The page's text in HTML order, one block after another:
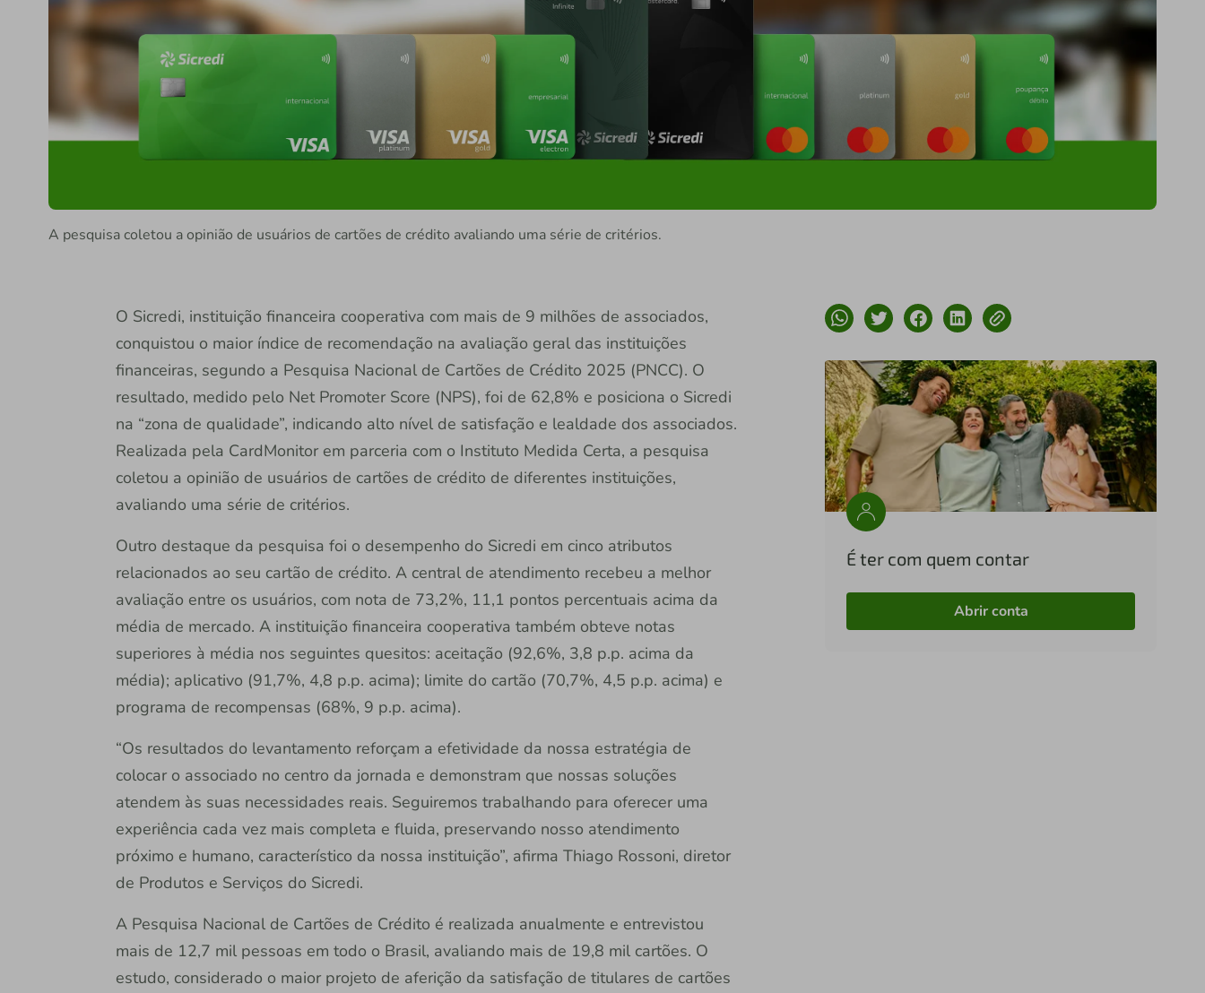
A pesquisa coletou a opinião de usuários de cartões de crédito avaliando uma série de critérios.
O Sicredi, instituição financeira cooperativa com mais de 9 milhões de associados,
conquistou o maior índice de recomendação na avaliação geral das instituições
financeiras, segundo a Pesquisa Nacional de Cartões de Crédito 2025 (PNCC). O
resultado, medido pelo Net Promoter Score (NPS), foi de 62,8% e posiciona o Sicredi
na “zona de qualidade”, indicando alto nível de satisfação e lealdade dos associados.
Realizada pela CardMonitor em parceria com o Instituto Medida Certa, a pesquisa
coletou a opinião de usuários de cartões de crédito de diferentes instituições,
avaliando uma série de critérios.
Outro destaque da pesquisa foi o desempenho do Sicredi em cinco atributos
relacionados ao seu cartão de crédito. A central de atendimento recebeu a melhor
avaliação entre os usuários, com nota de 73,2%, 11,1 pontos percentuais acima da
média de mercado. A instituição financeira cooperativa também obteve notas
superiores à média nos seguintes quesitos: aceitação (92,6%, 3,8 p.p. acima da
média); aplicativo (91,7%, 4,8 p.p. acima); limite do cartão (70,7%, 4,5 p.p. acima) e
programa de recompensas (68%, 9 p.p. acima).
“Os resultados do levantamento reforçam a efetividade da nossa estratégia de
colocar o associado no centro da jornada e demonstram que nossas soluções
atendem às suas necessidades reais. Seguiremos trabalhando para oferecer uma
experiência cada vez mais completa e fluida, preservando nosso atendimento
próximo e humano, característico da nossa instituição”, afirma Thiago Rossoni, diretor
de Produtos e Serviços do Sicredi.
A Pesquisa Nacional de Cartões de Crédito é realizada anualmente e entrevistou
mais de 12,7 mil pessoas em todo o Brasil, avaliando mais de 19,8 mil cartões. O
estudo, considerado o maior projeto de aferição da satisfação de titulares de cartões
É ter com quem contar
Abrir conta